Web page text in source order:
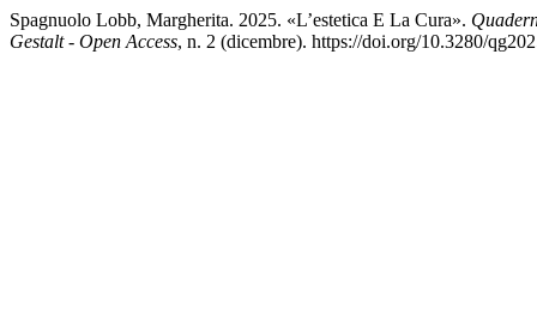
Spagnuolo Lobb, Margherita. 2025. «L’estetica E La Cura».
Gestalt - Open Access, n. 2 (dicembre). https://doi.org/10.3280/